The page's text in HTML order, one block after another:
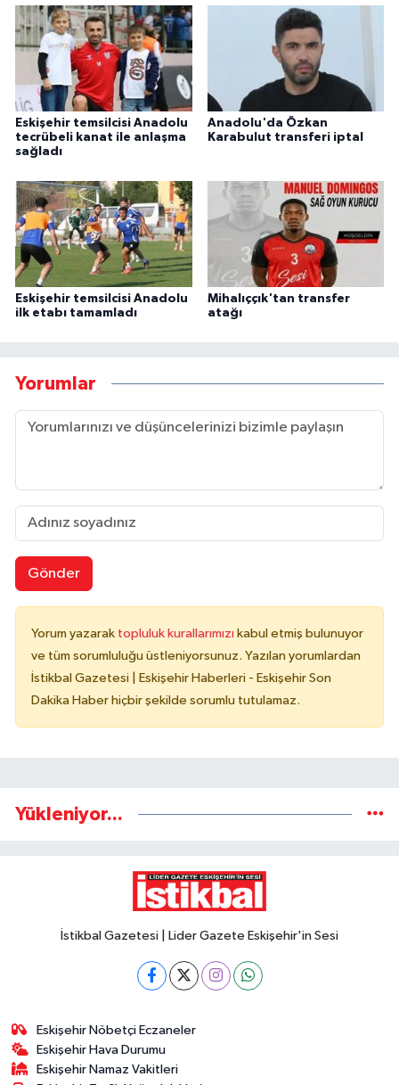
Eskişehir temsilcisi Anadolu
tecrübeli kanat ile anlaşma
sağladı
Anadolu'da Özkan
Karabulut transferi iptal
Eskişehir temsilcisi Anadolu
ilk etabı tamamladı
Mihalıççık'tan transfer
atağı
Yorumlar
Gönder
Yorum yazarak topluluk kurallarımızı kabul etmiş bulunuyor
ve tüm sorumluluğu üstleniyorsunuz. Yazılan yorumlardan
İstikbal Gazetesi | Eskişehir Haberleri - Eskişehir Son
Dakika Haber hiçbir şekilde sorumlu tutulamaz.
Yükleniyor...
İstikbal Gazetesi | Lider Gazete Eskişehir'in Sesi
Eskişehir Nöbetçi Eczaneler
Eskişehir Hava Durumu
Eskişehir Namaz Vakitleri